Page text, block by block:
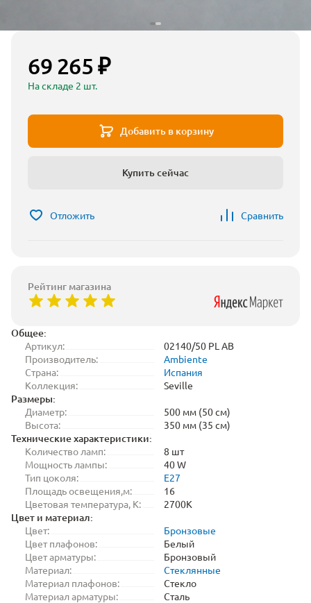
Общее:
Артикул:
02140/50 PL AB
Производитель:
Ambiente
Страна:
Испания
Коллекция:
Seville
Размеры:
Диаметр:
500 мм (50 см)
Высота:
350 мм (35 см)
Технические характеристики:
Количество ламп:
8 шт
Мощность лампы:
40 W
Тип цоколя:
E27
Площадь освещения,м:
16
Цветовая температура, K:
2700K
Цвет и материал:
Цвет:
Бронзовые
Цвет плафонов:
Белый
Цвет арматуры:
Бронзовый
Материал:
Стеклянные
Материал плафонов:
Стекло
Материал арматуры:
Сталь
69 265 ₽
На складе 2 шт.
Добавить в корзину
Купить сейчас
Отложить Сравнить
Рейтинг магазина